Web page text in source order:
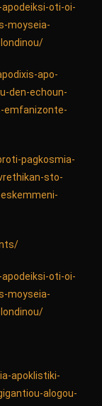
oti-oi-
moyseia-
apo-
den-echoun-
emfanizonte-
pagkosmia-
sto-
oti-oi-
moyseia-
apoklistiki-
alogou-